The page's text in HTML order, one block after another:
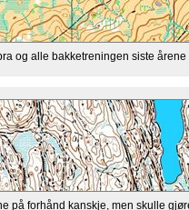
og alle bakketreningen siste
på forhånd kanskje, men skulle